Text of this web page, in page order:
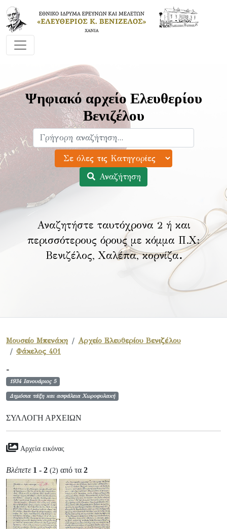
Ψηφιακό αρχείο Ελευθερίου
Βενιζέλου
Αναζήτηση
Αναζητήστε ταυτόχρονα 2 ή και
περισσότερους όρους με κόμμα Π.Χ:
Βενιζέλος, Χαλέπα, κορνίζα.
Μουσείο Μπενάκη
Αρχείο Ελευθερίου Βενιζέλου
Φάκελος 401
-
1934 Ιανουάριος 5
Δημόσια τάξη και ασφάλεια Χωροφυλακή
ΣΥΛΛΟΓΉ ΑΡΧΕΊΩΝ
Αρχεία εικόνας
Βλέπετε 1 - 2 (2) από τα 2